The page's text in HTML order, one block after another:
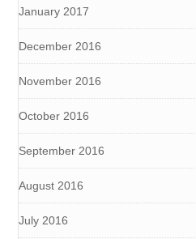
January 2017
December 2016
November 2016
October 2016
September 2016
August 2016
July 2016